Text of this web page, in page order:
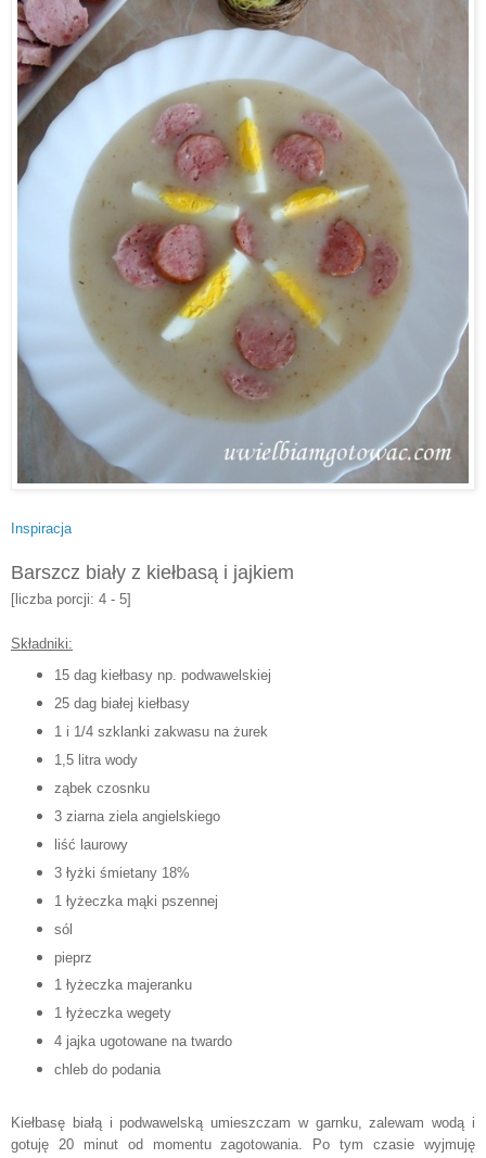
Inspiracja
Barszcz biały z kiełbasą i jajkiem
[liczba porcji: 4 - 5]
Składniki:
15 dag kiełbasy np. podwawel skiej
25 dag białej kiełbasy
1 i 1 /4 szklanki zakwasu na żurek
1,5 litra wody
ząbek czosnku
3 ziarna ziela angielskiego
liść laurowy
3 łyżki śmietany 18%
1 łyżeczka mąki pszennej
sól
pieprz
1 łyżeczka majeranku
1 łyżeczka wegety
4 jaj kaugotowanena twardo
chleb do podania
Kiełbasę białą i podwawelską umieszczam w garnku, zalewam wodą i
gotuję 20 minut od momentu zagotowania. Po tym czasie wyjmuję